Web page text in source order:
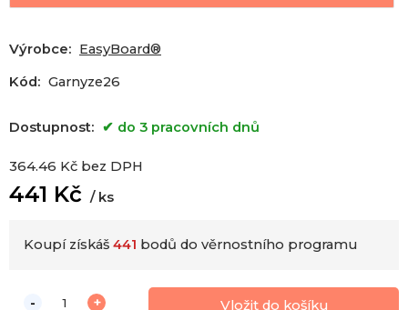
Výrobce: EasyBoard®
Kód: Garnyze26
Dostupnost: do 3 pracovních dnů
364.46 Kč bez DPH
441 Kč ks
Koupí získáš 441 bodů do věrnostního programu